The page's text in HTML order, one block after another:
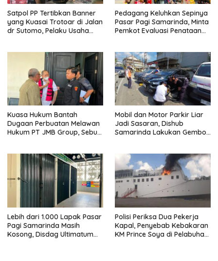
Satpol PP Tertibkan Banner
yang Kuasai Trotoar di Jalan
dr Sutomo, Pelaku Usaha
Pedagang Keluhkan Sepinya
Pasar Pagi Samarinda, Minta
Pemkot Evaluasi Penataan
Kuasa Hukum Bantah
Dugaan Perbuatan Melawan
Hukum PT JMB Group, Sebut
Mobil dan Motor Parkir Liar
Jadi Sasaran, Dishub
Samarinda Lakukan Gembok
Lebih dari 1.000 Lapak Pasar
Pagi Samarinda Masih
Kosong, Disdag Ultimatum
Polisi Periksa Dua Pekerja
Kapal, Penyebab Kebakaran
KM Prince Soya di Pelabuhan